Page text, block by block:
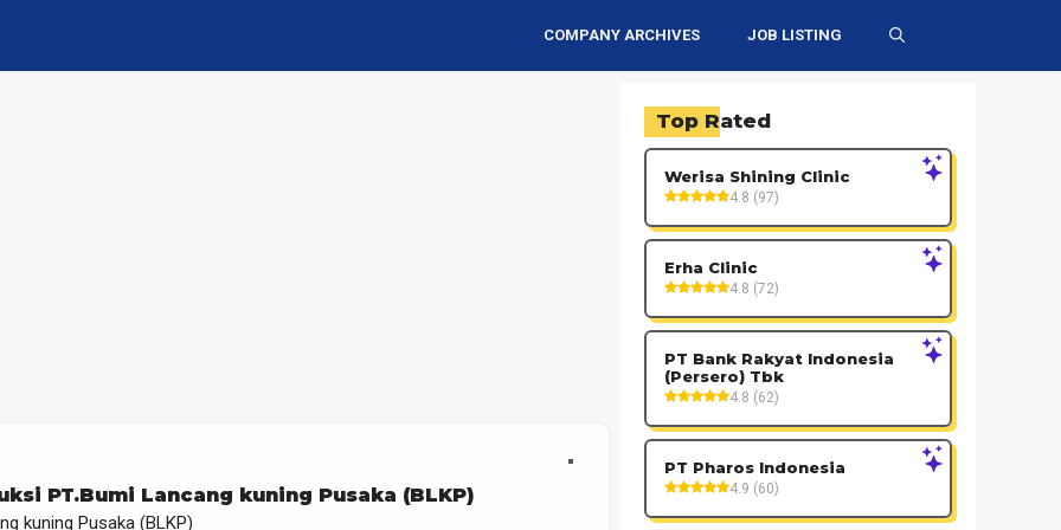
COMPANY ARCHIVES JOB LISTING
PT.Bumi Lancang kuning Pusaka (BLKP)
kuning Pusaka (BLKP)
Top Rated
Werisa Shining Clinic
4.8 (97)
Erha Clinic
4.8 (72)
PT Bank Rakyat Indonesia
(Persero) Tbk
4.8 (62)
PT Pharos Indonesia
4.9 (60)